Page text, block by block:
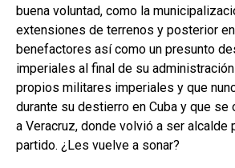
buena voluntad, como la
extensiones de terrenos y posterior
benefactores así como un presunto
imperiales al final de su
propios militares imperiales y que
durante su destierro en Cuba y que
a Veracruz, donde volvió a ser alcalde
partido. ¿Les vuelve a sonar?